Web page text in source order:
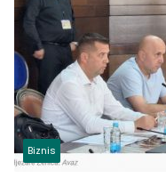
Biznis